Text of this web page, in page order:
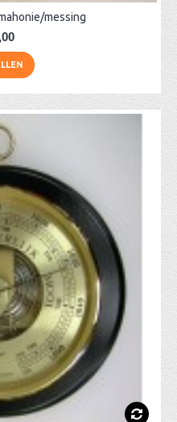
messing